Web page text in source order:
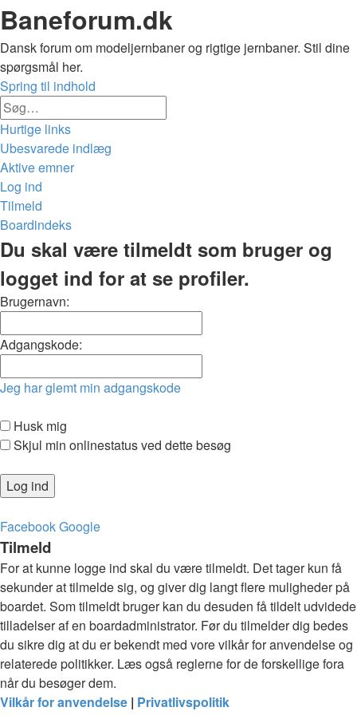
Baneforum.dk
Dansk forum om modeljernbaner og rigtige jernbaner. Stil dine
spørgsmål her.
Spring til indhold
Hurtige links
Ubesvarede indlæg
Aktive emner
Log ind
Tilmeld
Boardindeks
Søg
Du skal være tilmeldt som bruger og
logget ind for at se profiler.
Brugernavn:
Adgangskode:
Jeg har glemt min adgangskode
Husk mig
Skjul min onlinestatus ved dette besøg
FacebookGoogle
Tilmeld
For at kunne logge ind skal du være tilmeldt. Det tager kun få
sekunder at tilmelde sig, og giver dig langt flere muligheder på
boardet. Som tilmeldt bruger kan du desuden få tildelt udvidede
tilladelser af en boardadministrator. Før du tilmelder dig bedes
du sikre dig at du er bekendt med vore vilkår for anvendelse og
relaterede politikker. Læs også reglerne for de forskellige fora
når du besøger dem.
Vilkår for anvendelse | Privatlivspolitik